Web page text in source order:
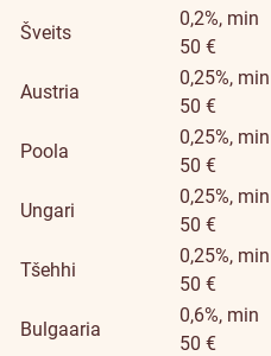
Šveits
0,2%, min
50 €
Austria
0,25%, min
50 €
Poola
0,25%, min
50 €
Ungari
0,25%, min
50 €
Tšehhi
0,25%, min
50 €
Bulgaaria
0,6%, min
50 €